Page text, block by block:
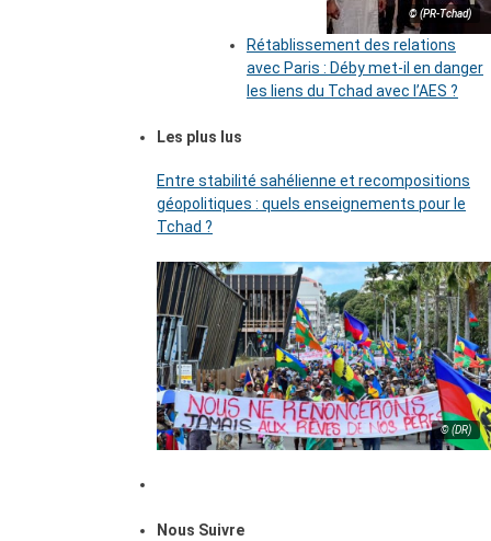
© (PR-Tchad)
Rétablissement des relations
avec Paris : Déby met-il en danger
les liens du Tchad avec l’AES ?
Les plus lus
Entre stabilité sahélienne et recompositions
géopolitiques : quels enseignements pour le
Tchad ?
© (DR)
Nous Suivre